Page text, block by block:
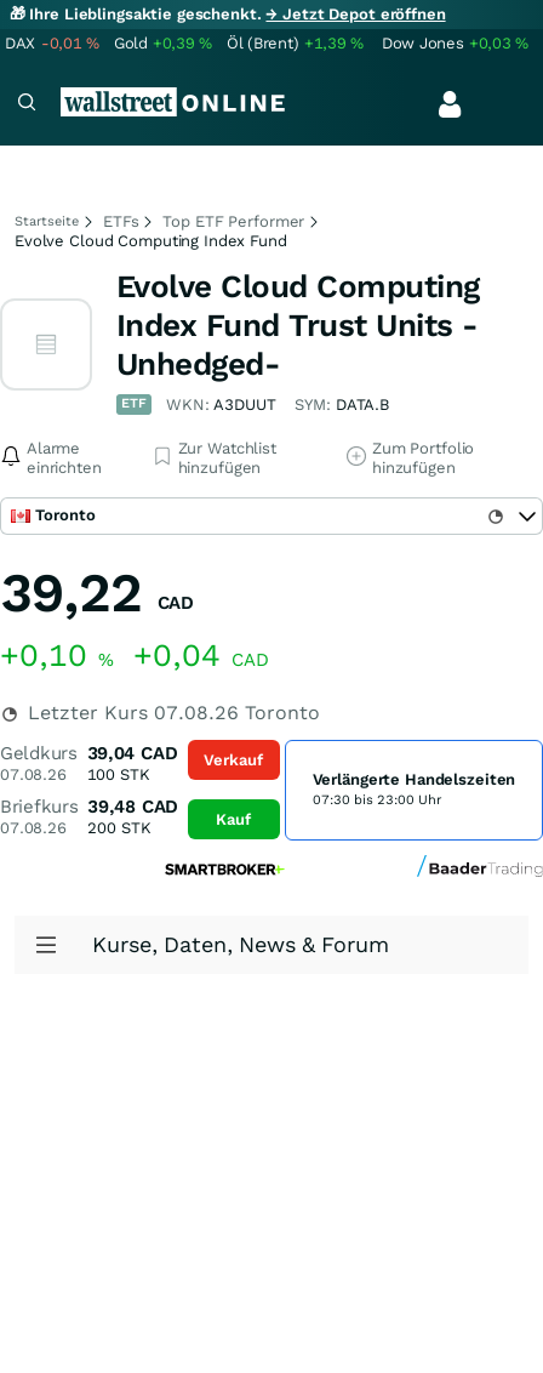
🎁 Ihre Lieblingsaktie geschenkt.→ Jetzt Depot eröffnen
DAX -0,01% Gold +0,39% Öl (Brent) +1,39% Dow Jones +0,03%
Startseite ETFs
Top ETF Performer
Evolve Cloud Computing Index Fund
Evolve Cloud Computing
Index Fund Trust Units -
Unhedged-
ETF WKN:A3DUUT SYM: DATA.B
Alarme
einrichten
Zur Watchlist
hinzufügen
Zum Portfolio
hinzufügen
Toronto
39,22 CAD
+0,10 % +0,04 CAD
Letzter Kurs 07.08.26 Toronto
Geldkurs
07.08.26
39,04 CAD
100 STK
Briefkurs
07.08.26
39,48 CAD
200STK
Verkauf
Kauf
Verlängerte Handelszeiten
07:30 bis 23:00 Uhr
Kurse, Daten, News & Forum